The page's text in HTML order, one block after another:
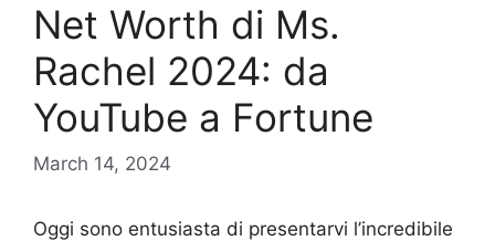
Net Worth di Ms.
Rachel 2024: da
YouTube a Fortune
March 14, 2024
Oggi sono entusiasta di presentarvi l’incredibile